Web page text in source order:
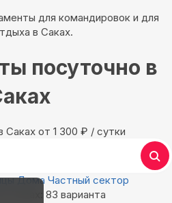
для командировок и для
в Саках.
посуточно в
Саках oт 1 300 ₽ / сутки
Дома Частный сектор
Саках: 83 варианта